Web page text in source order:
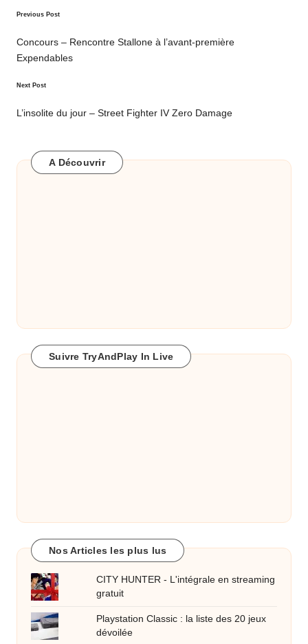
Post
navigation
Previous Post
Concours – Rencontre Stallone à l’avant-première
Expendables
Next Post
L’insolite du jour – Street Fighter IV Zero Damage
A Découvrir
Suivre TryAndPlay In Live
Nos Articles les plus lus
CITY HUNTER - L'intégrale en streaming
gratuit
Playstation Classic : la liste des 20 jeux
dévoilée